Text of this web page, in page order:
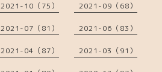
2021-10（75） 2021-09（68）
2021-07（81） 2021-06（83）
2021-04（87） 2021-03（91）